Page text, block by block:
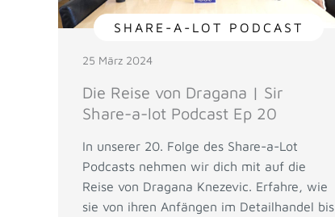
SHARE-A-LOT PODCAST
25 März 2024
Die Reise von Dragana | Sir
Share-a-lot Podcast Ep 20
In unserer 20. Folge des Share-a-Lot
Podcasts nehmen wir dich mit auf die
Reise von Dragana Knezevic. Erfahre, wie
sie von ihren Anfängen im Detailhandel bis